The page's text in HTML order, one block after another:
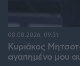
Κυριάκος
αγαπημένο μου
08.08.2026, 09:31